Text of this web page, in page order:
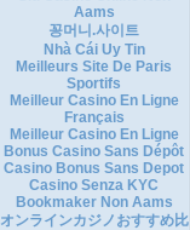
Aams
꽁머니.사이트
Nhà Cái Uy Tin
Meilleurs Site De Paris
Sportifs
Meilleur Casino En Ligne
Français
Meilleur Casino En Ligne
Bonus Casino Sans Dépôt
Casino Bonus Sans Depot
Casino Senza KYC
Bookmaker Non Aams
オンラインカジノおすすめ比